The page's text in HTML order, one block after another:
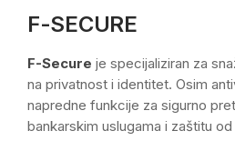
F-SECURE
F-Secure je specijaliziran za
na privatnost i identitet. Osim
napredne funkcije za sigurno
bankarskim uslugama i zaštitu